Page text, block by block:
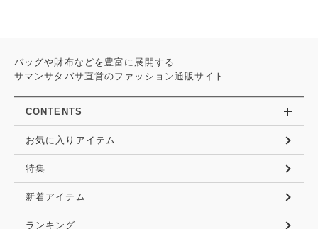
バッグや財布などを豊富に展開する
サマンサタバサ直営のファッション通販サイト
CONTENTS
お気に入りアイテム
特集
新着アイテム
ランキング